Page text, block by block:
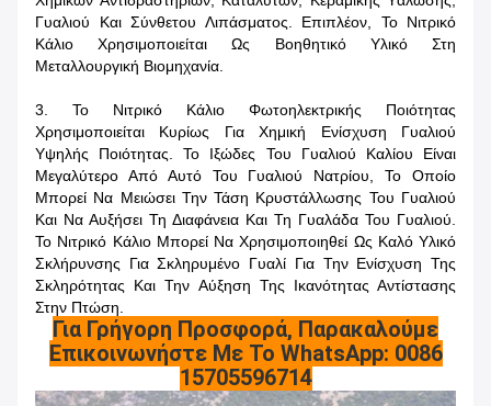
Γυαλιού Και Σύνθετου Λιπάσματος. Επιπλέον, Το Νιτρικό
Κάλιο Χρησιμοποιείται Ως Βοηθητικό Υλικό Στη
Μεταλλουργική Βιομηχανία.
3. Το Νιτρικό Κάλιο Φωτοηλεκτρικής Ποιότητας
Χρησιμοποιείται Κυρίως Για Χημική Ενίσχυση Γυαλιού
Υψηλής Ποιότητας. Το Ιξώδες Του Γυαλιού Καλίου Είναι
Μεγαλύτερο Από Αυτό Του Γυαλιού Νατρίου, Το Οποίο
Μπορεί Να Μειώσει Την Τάση Κρυστάλλωσης Του Γυαλιού
Και Να Αυξήσει Τη Διαφάνεια Και Τη Γυαλάδα Του Γυαλιού.
Το Νιτρικό Κάλιο Μπορεί Να Χρησιμοποιηθεί Ως Καλό Υλικό
Σκλήρυνσης Για Σκληρυμένο Γυαλί Για Την Ενίσχυση Της
Σκληρότητας Και Την Αύξηση Της Ικανότητας Αντίστασης
Στην Πτώση.
Για Γρήγορη Προσφορά, Παρακαλούμε
Επικοινωνήστε Με Το WhatsApp: 0086
15705596714